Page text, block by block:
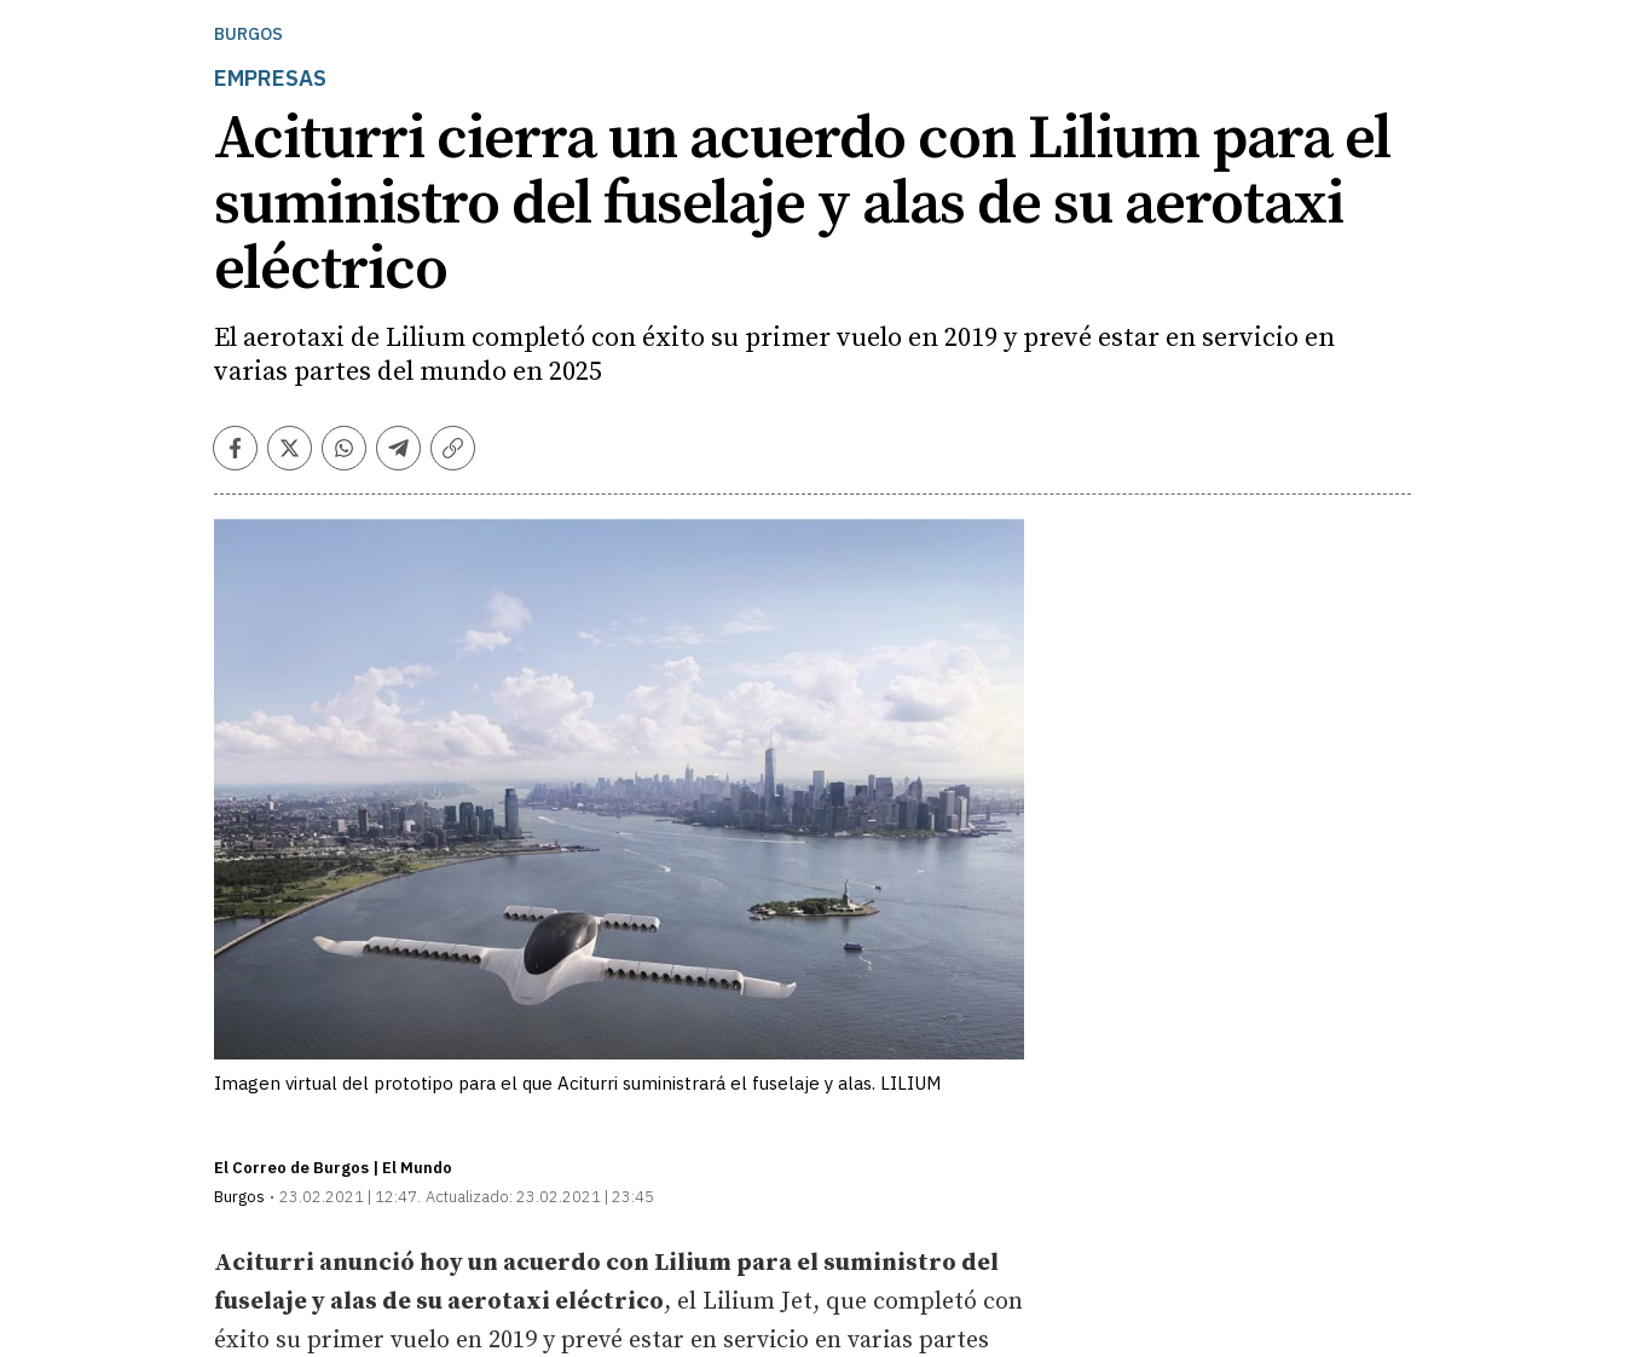
BURGOS
EMPRESAS
Aciturri cierra un acuerdo con Lilium para el
suministro del fuselaje y alas de su aerotaxi
eléctrico
El aerotaxi de Lilium completó con éxito su primer vuelo en 2019 y prevé estar en servicio en
varias partes del mundo en 2025
Facebook
TwitterWhatsapp
Telegram
Copiar
Imagen virtual del prototipo para el que Aciturri suministrará el fuselaje y alas. LILIUM
El Correo de Burgos | El Mundo
Burgos
23.02.2021 | 12:47 Actualizado: 23.02.2021 | 23:45
Aciturri anunció hoy un acuerdo con Lilium para el suministro del
fuselaje y alas de su aerotaxi eléctrico, el Lilium Jet, que completó con
éxito su primer vuelo en 2019 y prevé estar en servicio en varias partes